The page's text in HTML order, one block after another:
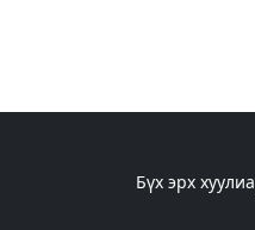
Бүх эрх